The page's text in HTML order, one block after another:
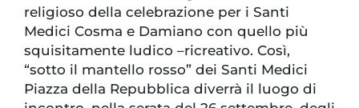
religioso della celebrazione per i Santi
Medici Cosma e Damiano con quello più
squisitamente ludico –ricreativo. Così,
“sotto il mantello rosso” dei Santi Medici
Piazza della Repubblica diverrà il luogo di